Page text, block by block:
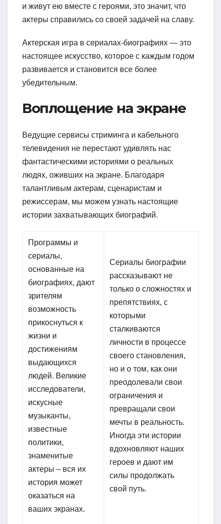
и живут ею вместе с героями, это значит, что
актеры справились со своей задачей на славу.
Актерская игра в сериалах-биографиях — это
настоящее искусство, которое с каждым годом
развивается и становится все более
убедительным.
Воплощение на экране
Ведущие сервисы стриминга и кабельного
телевидения не перестают удивлять нас
фантастическими историями о реальных
людях, оживших на экране. Благодаря
талантливым актерам, сценаристам и
режиссерам, мы можем узнать настоящие
истории захватывающих биографий.
Программы и
сериалы,
основанные на
биографиях, дают
зрителям
возможность
прикоснуться к
жизни и
достижениям
выдающихся
людей. Великие
исследователи,
искусные
музыканты,
известные
политики,
знаменитые
актеры – вся их
история может
оказаться на
ваших экранах.
Сериалы биографии
рассказывают не
только о сложностях и
препятствиях, с
которыми
сталкиваются
личности в процессе
своего становления,
но и о том, как они
преодолевали свои
ограничения и
превращали свои
мечты в реальность.
Иногда эти истории
вдохновляют наших
героев и дают им
силы продолжать
свой путь.